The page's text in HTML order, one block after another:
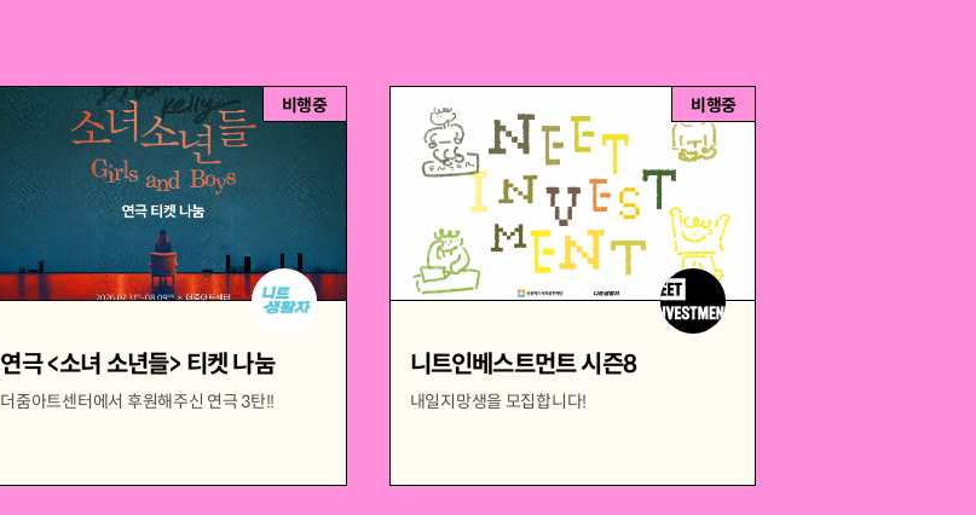
비행중
연극 <소녀 소년들> 티켓 나눔
더줌아트센터에서 후원해주신 연극 3탄!!
비행중
니트인베스트먼트 시즌8
내일지망생을 모집합니다!